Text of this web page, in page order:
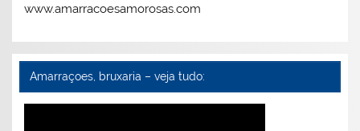
www.amarracoesamorosas.com
Amarraçoes, bruxaria – veja tudo: